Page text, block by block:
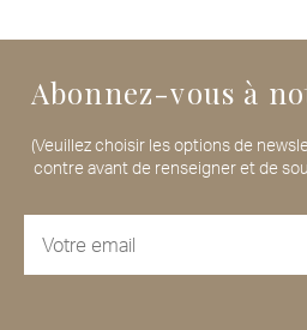
Abonnez-vous à
(Veuillez choisir les options de
contre avant de renseigner et de